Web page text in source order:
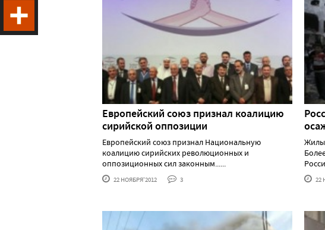
Европейский союз признал коалицию
сирийской оппозиции
Европейский союз признал Национальную
коалицию сирийских революционных и
оппозиционных сил законным......
22 НОЯБРЯ'2012 3 22
Odnoklassniki